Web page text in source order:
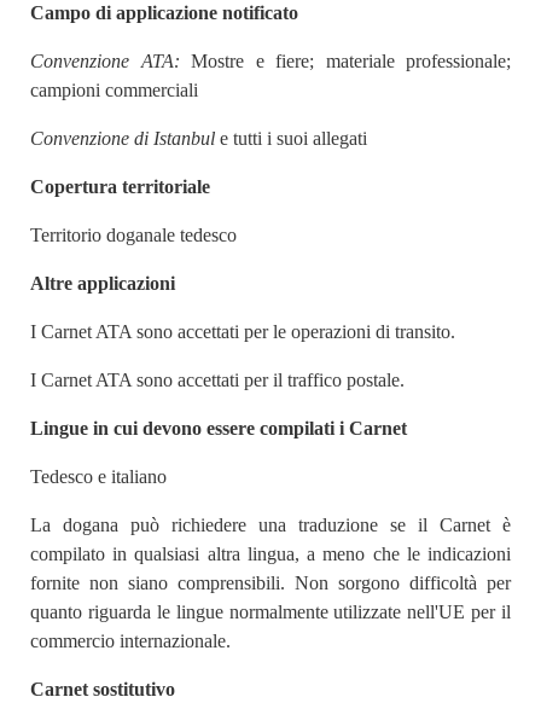
Campo di applicazione notificato
Convenzione ATA: Mostre e fiere; materiale professionale;
campioni commerciali
Convenzione di Istanbul e tutti i suoi allegati
Copertura territoriale
Territorio doganale tedesco
Altre applicazioni
I Carnet ATA sono accettati per le operazioni di transito.
I Carnet ATA sono accettati per il traffico postale.
Lingue in cui devono essere compilati i Carnet
Tedesco e italiano
La dogana può richiedere una traduzione se il Carnet è
compilato in qualsiasi altra lingua, a meno che le indicazioni
fornite non siano comprensibili. Non sorgono difficoltà per
quanto riguarda le lingue normalmente utilizzate nell'UE per il
commercio internazionale.
Carnet sostitutivo